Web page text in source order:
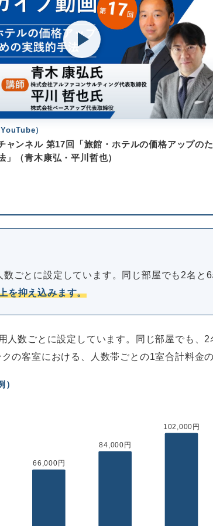
）
ャンネル 第17回「旅館・ホテルの価格アップのた
」（青木康弘・平川哲也）
ごとに設定しています。同じ部屋でも2名と
を抑え込みます。
人数ごとに設定しています。同じ部屋でも、
の客室における、人数帯ごとの1室合計料金
66,000円
84,000円
102,000円